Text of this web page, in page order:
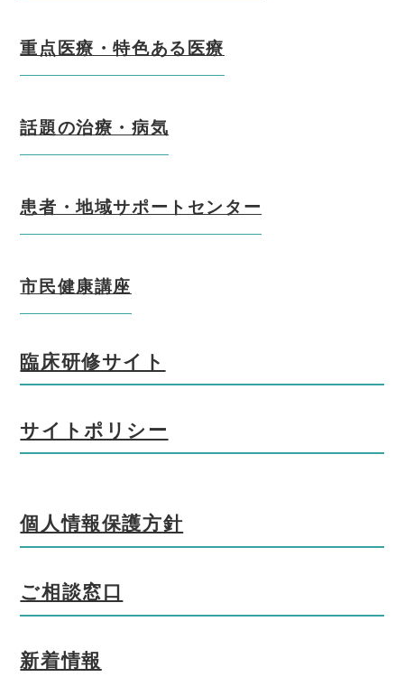
重点医療・特色ある医療
話題の治療・病気
患者・地域サポートセンター
市民健康講座
臨床研修サイト
サイトポリシー
個人情報保護方針
ご相談窓口
新着情報